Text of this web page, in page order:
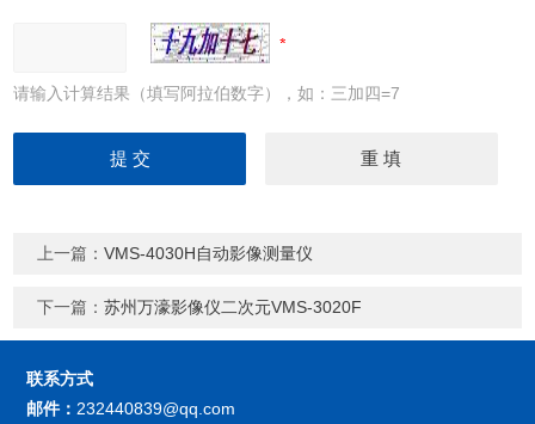
请输入计算结果（填写阿拉伯数字），如：三加四=7
上一篇：VMS-4030H自动影像测量仪
下一篇：苏州万濠影像仪二次元VMS-3020F
联系方式
邮件： 232440839@qq.com